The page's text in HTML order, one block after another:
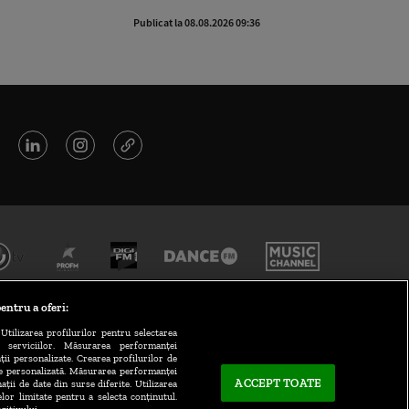
Publicat la 08.08.2026 09:36
a oferi:
profilurilor pentru selectarea
Măsurarea performanței
personalizate. Crearea profilurilor de
Măsurarea performanței
de date din surse diferite. Utilizarea
limitate pentru a selecta conținutul.
ACCEPT TOATE